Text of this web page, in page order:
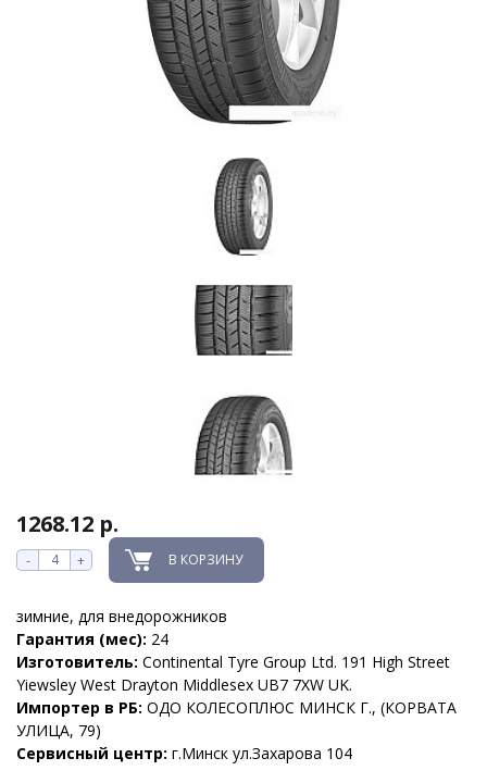
1268.12 р.
- + В КОРЗИНУ
зимние, для внедорожников
Гарантия (мес): 24
Изготовитель: Continental Tyre Group Ltd. 191 High Street
Yiewsley West Drayton Middlesex UB7 7XW UK.
Импортер в РБ: ОДО КОЛЕСОПЛЮС МИНСК Г., (КОРВАТА
УЛИЦА, 79)
Сервисный центр: г.Минск ул.Захарова 104